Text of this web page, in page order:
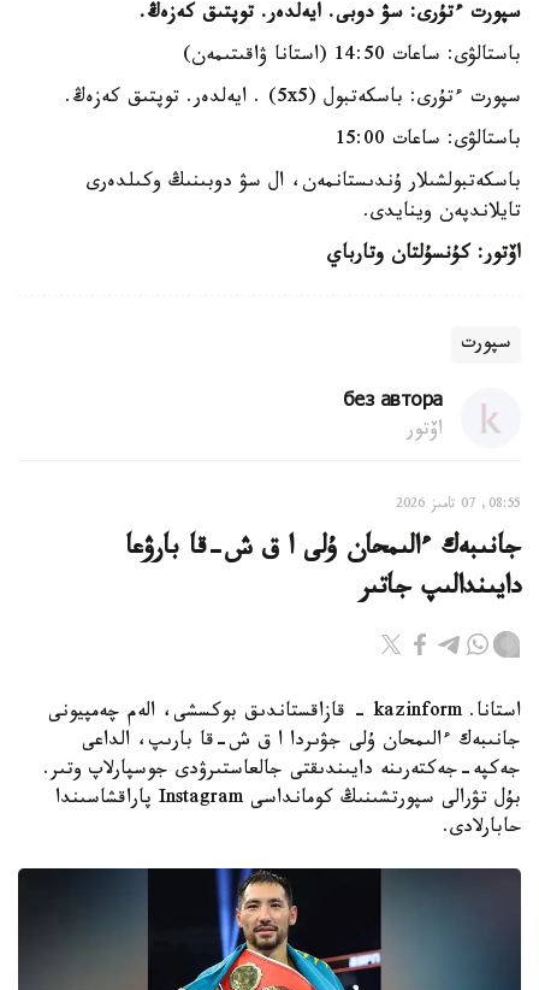
سپورت ءتۇرى: سۋ دوبى. ايەلدەر. توپتىق كەزەڭ.
باستالۋى: ساعات 14:50 (استانا ۋاقىتىمەن)
سپورت ءتۇرى: باسكەتبول (5x5) . ايەلدەر. توپتىق كەزەڭ.
باستالۋى: ساعات 15:00
باسكەتبولشىلار ۇندىستانمەن، ال سۋ دوبىنىڭ وكىلدەرى
تايلاندپەن وينايدى.
اۆتور: كۇنسۇلتان وتارباي
سپورت
без автора
اۆتور
08:55, 07 تامىز 2026
جانىبەك ءالىمحان ۇلى ا ق ش-قا بارۋعا
دايىندالىپ جاتىر
استانا. kazinform - قازاقستاندىق بوكسشى، الەم چەمپيونى
جانىبەك ءالىمحان ۇلى جۋىردا ا ق ش-قا بارىپ، الداعى
جەكپە-جەكتەرىنە دايىندىقتى جالعاستىرۋدى جوسپارلاپ وتىر.
بۇل تۋرالى سپورتشىنىڭ كومانداسى Instagram پاراقشاسىندا
حابارلادى.